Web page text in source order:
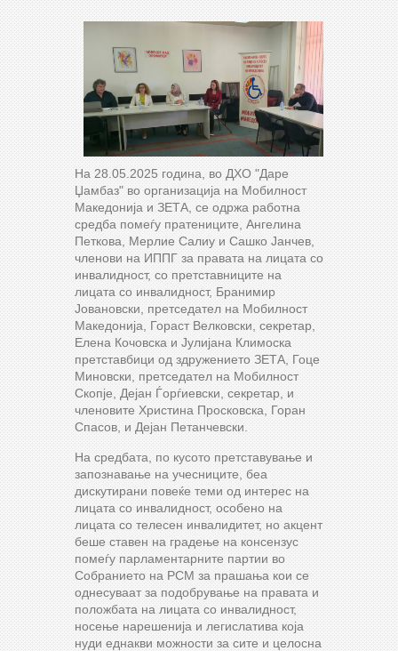
На 28.05.2025 година, во ДХО "Даре
Џамбаз" во организација на Мобилност
Македонија и ЗЕТА, се одржа работна
средба помеѓу пратениците, Ангелина
Петкова, Мерлие Салиу и Сашко Јанчев,
членови на ИППГ за правата на лицата со
инвалидност, со претставниците на
лицата со инвалидност, Бранимир
Јовановски, претседател на Мобилност
Македонија, Гораст Велковски, секретар,
Елена Кочовска и Јулијана Климоска
претставбици од здружението ЗЕТА, Гоце
Миновски, претседател на Мобилност
Скопје, Дејан Ѓорѓиевски, секретар, и
членовите Христина Просковска, Горан
Спасов, и Дејан Петанчевски.
На средбата, по кусото претставување и
запознавање на учесниците, беа
дискутирани повеќе теми од интерес на
лицата со инвалидност, особено на
лицата со телесен инвалидитет, но акцент
беше ставен на градење на консензус
помеѓу парламентарните партии во
Собранието на РСМ за прашања кои се
однесуваат за подобрување на правата и
положбата на лицата со инвалидност,
носење нарешенија и легислатива која
нуди еднакви можности за сите и целосна